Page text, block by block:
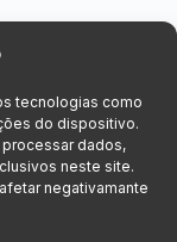
tecnologias como
do dispositivo.
dados,
neste site.
negativamante